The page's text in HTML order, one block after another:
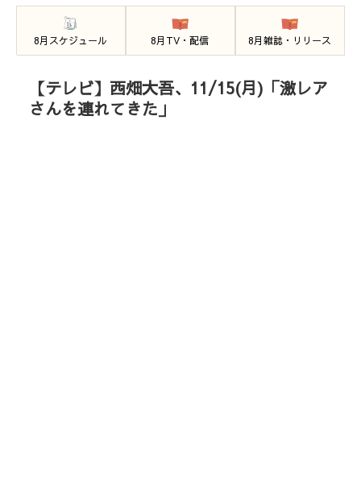
8月スケジュール 8月TV・配信 8月雑誌・リリース
【テレビ】西畑大吾、11/15(月)「激レア
さんを連れてきた」